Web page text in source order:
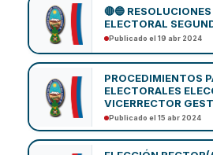
🔴🔵
ELECTORAL
Publicado el 19 abr 2024
PROCEDIMIENTOS
ELECTORALES
VICERRECTOR
Publicado el 15 abr 2024